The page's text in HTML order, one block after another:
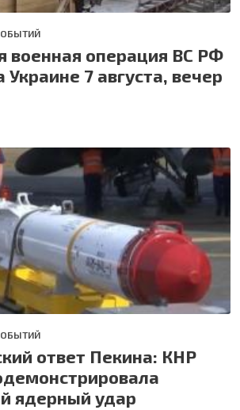
военная операция ВС РФ
Украине 7 августа, вечер
ответ Пекина: КНР
ядерный удар